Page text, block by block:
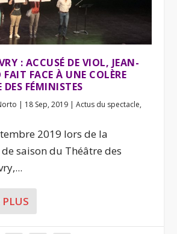
: ACCUSÉ DE VIOL, JEAN-
FAIT FACE À UNE COLÈRE
FÉMINISTES
| 18 Sep, 2019 |Actus du spectacle,
2019 lors de la
saison du Théâtre des
PLUS